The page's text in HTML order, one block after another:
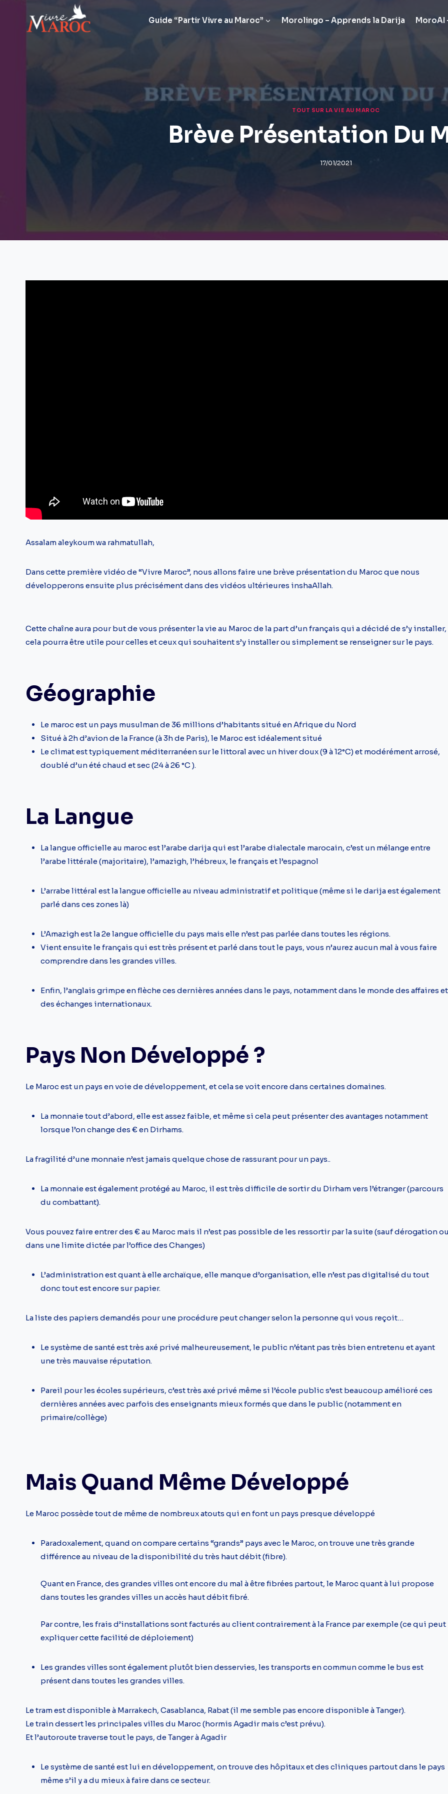
contenu
Guide “Partir Vivre au Maroc” Morolingo – Apprends la Darija MoroAI
TOUT SUR LA VIE AU MAROC
Brève Présentation Du
17/01/2021
Assalam aleykoum wa rahmatullah,
Dans cette première vidéo de “Vivre Maroc”, nous allons faire une brève présentation du Maroc que nous
développerons ensuite plus précisément dans des vidéos ultérieures inshaAllah.
Cette chaîne aura pour but de vous présenter la vie au Maroc de la part d’un français qui a décidé de s’y installer,
cela pourra être utile pour celles et ceux qui souhaitent s’y installer ou simplement se renseigner sur le pays.
Géographie
Le maroc est un pays musulman de 36 millions d’habitants situé en Afrique du Nord
Situé à 2h d’avion de la France (à 3h de Paris), le Maroc est idéalement situé
Le climat est typiquement méditerranéen sur le littoral avec un hiver doux (9 à 12°C) et modérément arrosé,
doublé d’un été chaud et sec (24 à 26 °C ).
La Langue
La langue officielle au maroc est l’arabe darija qui est l’arabe dialectale marocain, c’est un mélange entre
l’arabe littérale (majoritaire), l’amazigh, l’hébreux, le français et l’espagnol
L’arrabe littéral est la langue officielle au niveau administratif et politique (même si le darija est également
parlé dans ces zones là)
L’Amazigh est la 2e langue officielle du pays mais elle n’est pas parlée dans toutes les régions.
Vient ensuite le français qui est très présent et parlé dans tout le pays, vous n’aurez aucun mal à vous faire
comprendre dans les grandes villes.
Enfin, l’anglais grimpe en flèche ces dernières années dans le pays, notamment dans le monde des affaires et
des échanges internationaux.
Pays Non Développé ?
Le Maroc est un pays en voie de développement, et cela se voit encore dans certaines domaines.
La monnaie tout d’abord, elle est assez faible, et même si cela peut présenter des avantages notamment
lorsque l’on change des € en Dirhams.
La fragilité d’une monnaie n’est jamais quelque chose de rassurant pour un pays..
La monnaie est également protégé au Maroc, il est très difficile de sortir du Dirham vers l’étranger (parcours
du combattant).
Vous pouvez faire entrer des € au Maroc mais il n’est pas possible de les ressortir par la suite (sauf dérogation
dans une limite dictée par l’office des Changes)
L’administration est quant à elle archaïque, elle manque d’organisation, elle n’est pas digitalisé du tout
donc tout est encore sur papier.
La liste des papiers demandés pour une procédure peut changer selon la personne qui vous reçoit…
Le système de santé est très axé privé malheureusement, le public n’étant pas très bien entretenu et ayant
une très mauvaise réputation.
Pareil pour les écoles supérieurs, c’est très axé privé même si l’école public s’est beaucoup amélioré ces
dernières années avec parfois des enseignants mieux formés que dans le public (notamment en
primaire/collège)
Mais Quand Même Développé
Le Maroc possède tout de même de nombreux atouts qui en font un pays presque développé
Paradoxalement, quand on compare certains “grands” pays avec le Maroc, on trouve une très grande
différence au niveau de la disponibilité du très haut débit (fibre).
Quant en France, des grandes villes ont encore du mal à être fibrées partout, le Maroc quant à lui propose
dans toutes les grandes villes un accès haut débit fibré.
Par contre, les frais d’installations sont facturés au client contrairement à la France par exemple (ce qui peut
expliquer cette facilité de déploiement)
Les grandes villes sont également plutôt bien desservies, les transports en commun comme le bus est
présent dans toutes les grandes villes.
Le tram est disponible à Marrakech, Casablanca, Rabat (il me semble pas encore disponible à Tanger).
Le train dessert les principales villes du Maroc (hormis Agadir mais c’est prévu).
Et l’autoroute traverse tout le pays, de Tanger à Agadir
Le système de santé est lui en développement, on trouve des hôpitaux et des cliniques partout dans le pays
même s’il y a du mieux à faire dans ce secteur.